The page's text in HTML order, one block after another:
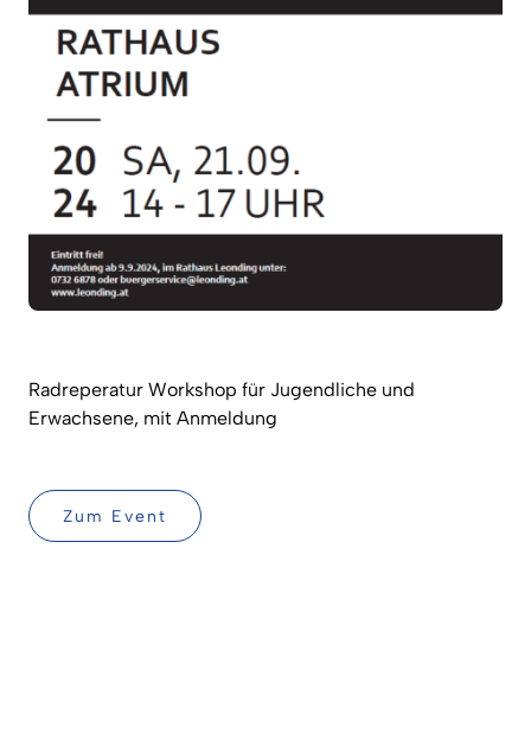
Radreperatur Workshop für Jugendliche und
Erwachsene, mit Anmeldung
Zum Event